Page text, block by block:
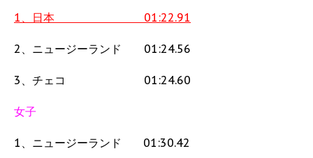
1、日本 01:22.91
2、ニュージーランド 01:24.56
3、チェコ 01:24.60
女子
1、ニュージーランド 01:30.42